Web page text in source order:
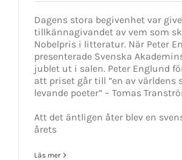
Dagens stora begivenhet var
tillkännagivandet av vem som
Nobelpris i litteratur. När Peter
presenterade Svenska
jublet ut i salen. Peter Englund
att priset går till ”en av världens
levande poeter” – Tomas
Att det äntligen åter blev en
årets
Läs mer